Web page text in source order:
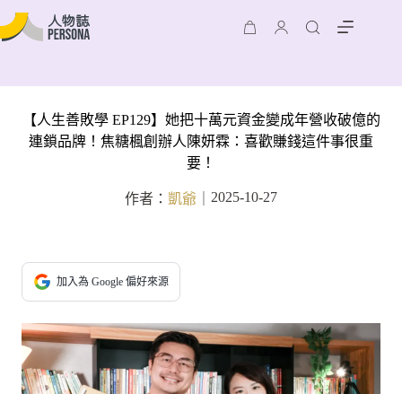
【人生善敗學 EP129】她把十萬元資金變成年營收破億的
連鎖品牌！焦糖楓創辦人陳妍霖：喜歡賺錢這件事很重
要！
作者： 凱爺 2025-10-27
加入為 Google 偏好來源